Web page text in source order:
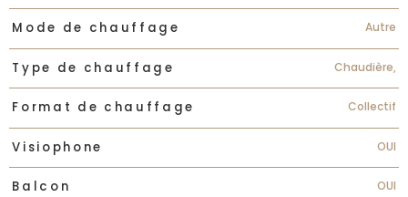
Mode de chauffage Autre
Type de chauffage Chaudière,
Format de chauffage Collectif
Visiophone OUI
Balcon OUI